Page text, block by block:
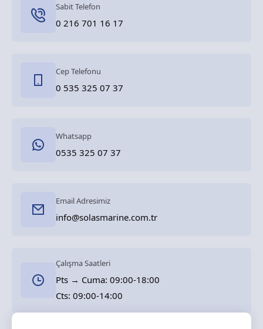
Sabit Telefon
0 216 701 16 17
Cep Telefonu
0 535 325 07 37
Whatsapp
0535 325 07 37
Email Adresimiz
info@solasmarine.com.tr
Çalışma Saatleri
Pts → Cuma: 09:00-18:00
Cts: 09:00-14:00